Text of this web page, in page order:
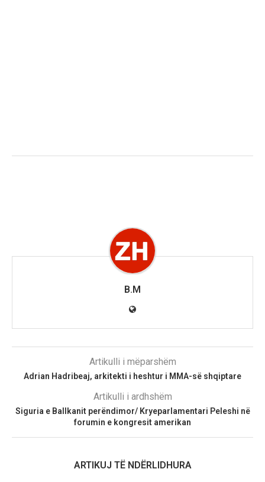
B.M
Artikulli i mëparshëm
Adrian Hadribeaj, arkitekti i heshtur i MMA-së shqiptare
Artikulli i ardhshëm
Siguria e Ballkanit perëndimor/ Kryeparlamentari Peleshi në
forumin e kongresit amerikan
ARTIKUJ TË NDËRLIDHURA